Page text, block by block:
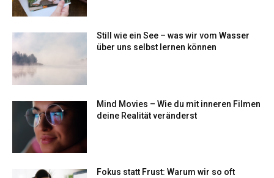
Still wie ein See – was wir vom Wasser
über uns selbst lernen können
Mind Movies – Wie du mit inneren Filmen
deine Realität veränderst
Fokus statt Frust: Warum wir so oft